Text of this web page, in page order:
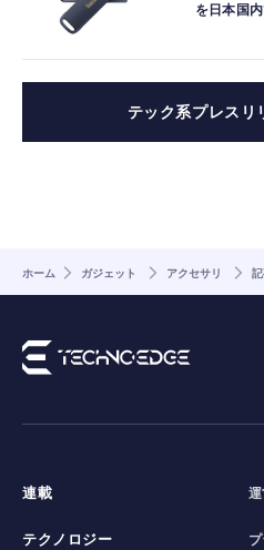
を日本国
テック系プレスリ
ホーム ガジェット アクセサリ
連載
テクノロジー